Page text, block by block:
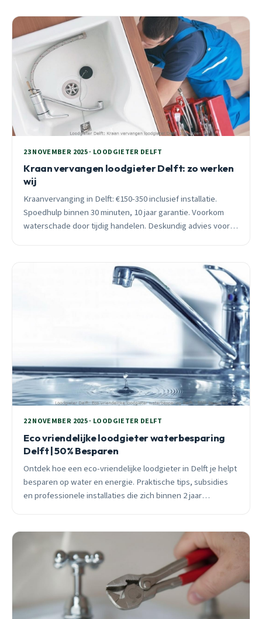
23 NOVEMBER 2025 · LOODGIETER DELFT
Kraan vervangen loodgieter Delft: zo werken
wij
Kraanvervanging in Delft: €150-350 inclusief installatie.
Spoedhulp binnen 30 minuten, 10 jaar garantie. Voorkom
waterschade door tijdig handelen. Deskundig advies voor
22 NOVEMBER 2025 · LOODGIETER DELFT
Eco vriendelijke loodgieter waterbesparing
Delft | 50% Besparen
Ontdek hoe een eco-vriendelijke loodgieter in Delft je helpt
besparen op water en energie. Praktische tips, subsidies
en professionele installaties die zich binnen 2 jaar